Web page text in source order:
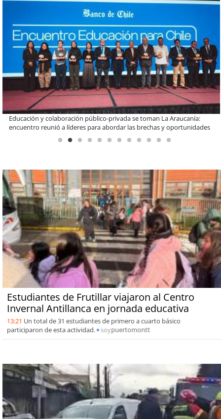
Claves para comprar electrodomésticos durante el Black Sale
Estudiantes de Frutillar viajaron al Centro
Invernal Antillanca en jornada educativa
13:21 Un total de 31 estudiantes de primero a cuarto básico
participaron de esta actividad.
soypuertomontt